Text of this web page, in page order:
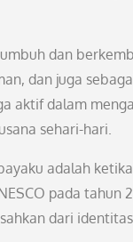
dan
dan juga
aktif dalam
sehari-hari.
adalah
pada tahun
dari